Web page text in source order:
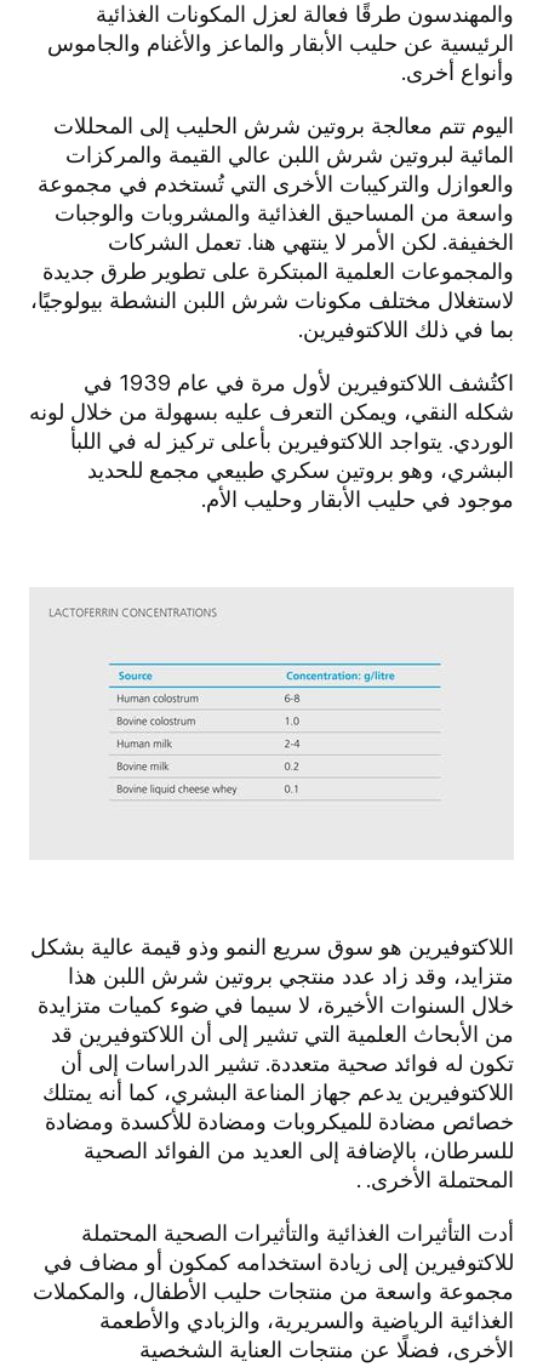
والمهندسون طرقًا فعالة لعزل المكونات الغذائية
الرئيسية عن حليب الأبقار والماعز والأغنام والجاموس
وأنواع أخرى.
اليوم تتم معالجة بروتين شرش الحليب إلى المحللات
المائية لبروتين شرش اللبن عالي القيمة والمركزات
والعوازل والتركيبات الأخرى التي تُستخدم في مجموعة
واسعة من المساحيق الغذائية والمشروبات والوجبات
الخفيفة. لكن الأمر لا ينتهي هنا. تعمل الشركات
والمجموعات العلمية المبتكرة على تطوير طرق جديدة
لاستغلال مختلف مكونات شرش اللبن النشطة بيولوجيًا،
بما في ذلك اللاكتوفيرين.
اكتُشف اللاكتوفيرين لأول مرة في عام 1939 في
شكله النقي، ويمكن التعرف عليه بسهولة من خلال لونه
الوردي. يتواجد اللاكتوفيرين بأعلى تركيز له في اللبأ
البشري، وهو بروتين سكري طبيعي مجمع للحديد
موجود في حليب الأبقار وحليب الأم.
اللاكتوفيرين هو سوق سريع النمو وذو قيمة عالية بشكل
متزايد، وقد زاد عدد منتجي بروتين شرش اللبن هذا
خلال السنوات الأخيرة، لا سيما في ضوء كميات متزايدة
من الأبحاث العلمية التي تشير إلى أن اللاكتوفيرين قد
تكون له فوائد صحية متعددة. تشير الدراسات إلى أن
اللاكتوفيرين يدعم جهاز المناعة البشري، كما أنه يمتلك
خصائص مضادة للميكروبات ومضادة للأكسدة ومضادة
للسرطان، بالإضافة إلى العديد من الفوائد الصحية
المحتملة الأخرى. .
أدت التأثيرات الغذائية والتأثيرات الصحية المحتملة
للاكتوفيرين إلى زيادة استخدامه كمكون أو مضاف في
مجموعة واسعة من منتجات حليب الأطفال، والمكملات
الغذائية الرياضية والسريرية، والزبادي والأطعمة
الأخرى، فضلًا عن منتجات العناية الشخصية